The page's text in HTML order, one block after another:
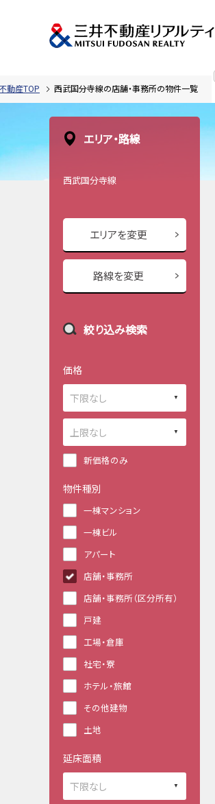
動産TOP 西武国分寺線の店舗・事務所の物件一覧
エリア・路線
西武国分寺線
エリアを変更
路線を変更
絞り込み検索
価格
新価格のみ
物件種別
一棟マンション
一棟ビル
アパート
店舗・事務所
店舗・事務所（区分所有）
戸建
工場・倉庫
社宅・寮
ホテル・旅館
その他建物
土地
延床面積